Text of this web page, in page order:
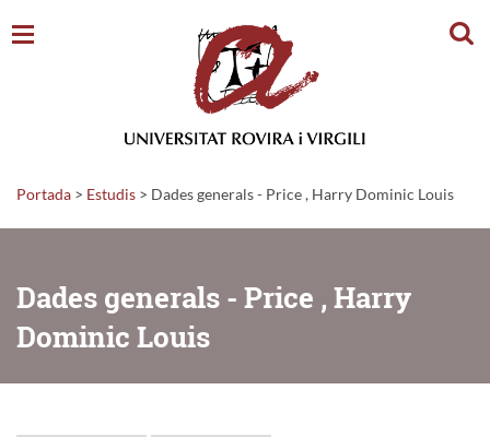
Portada > Estudis > Dades generals - Price , Harry Dominic Louis
Dades generals - Price , Harry
Dominic Louis